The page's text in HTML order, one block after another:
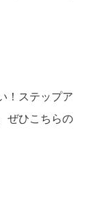
！ステップア
ぜひこちらの